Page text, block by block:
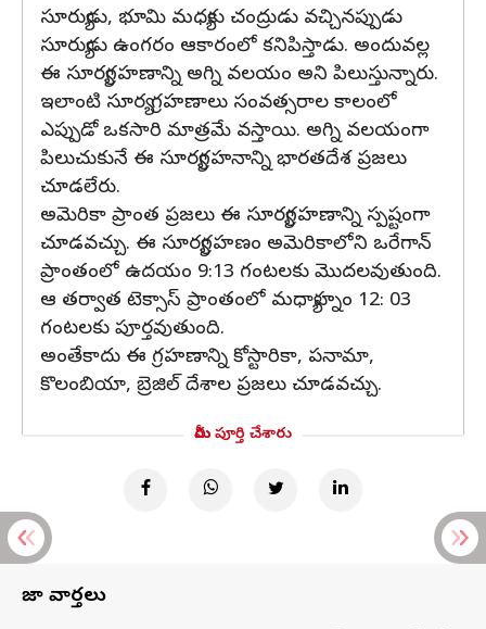
సూర్యుడు, భూమి మధ్యకు చంద్రుడు వచ్చినప్పుడు
సూర్యుడు ఉంగరం ఆకారంలో కనిపిస్తాడు. అందువల్ల
ఈ సూర్యగ్రహణాన్ని అగ్ని వలయం అని పిలుస్తున్నారు.
ఇలాంటి సూర్య గ్రహణాలు సంవత్సరాల కాలంలో
ఎప్పుడో ఒకసారి మాత్రమే వస్తాయి. అగ్ని వలయంగా
పిలుచుకునే ఈ సూర్యగ్రహనాన్ని భారతదేశ ప్రజలు
చూడలేరు.
అమెరికా ప్రాంత ప్రజలు ఈ సూర్యగ్రహణాన్ని స్పష్టంగా
చూడవచ్చు. ఈ సూర్యగ్రహణం అమెరికాలోని ఒరేగాన్
ప్రాంతంలో ఉదయం 9:13 గంటలకు మొదలవుతుంది.
ఆ తర్వాత టెక్సాస్ ప్రాంతంలో మధ్యాహ్నం 12: 03
గంటలకు పూర్తవుతుంది.
అంతేకాదు ఈ గ్రహణాన్ని కోస్టారికా, పనామా,
కొలంబియా, బ్రెజిల్ దేశాల ప్రజలు చూడవచ్చు.
మీరు పూర్తి చేశారు
తాజా వార్తలు